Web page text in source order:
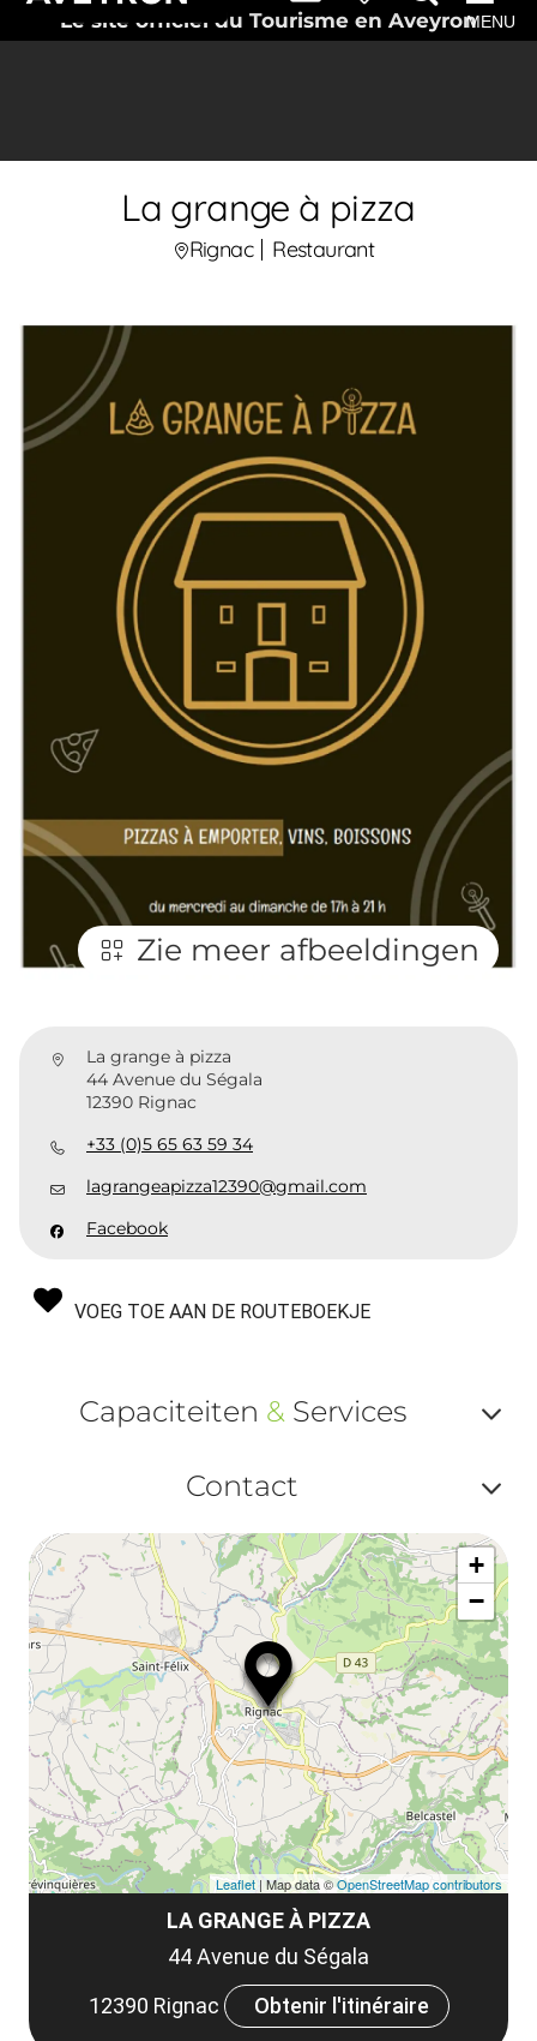
Le site officiel du Tourisme en AveyronMENU
La grange à pizza
Rignac Restaurant
Zie meer afbeeldingen
La grange à pizza
44 Avenue du Ségala
12390 Rignac
+33 (0)5 65 63 59 34
lagrangeapizza12390@gmail.com
Facebook
VOEG TOE AAN DE ROUTEBOEKJE
Capaciteiten & Services
ou
Contact
ou
LA GRANGE À PIZZA
44 Avenue du Ségala
12390 Rignac
Obtenir l'itinéraire
+
−
Leaflet| Map data ©OpenStreetMap contributors